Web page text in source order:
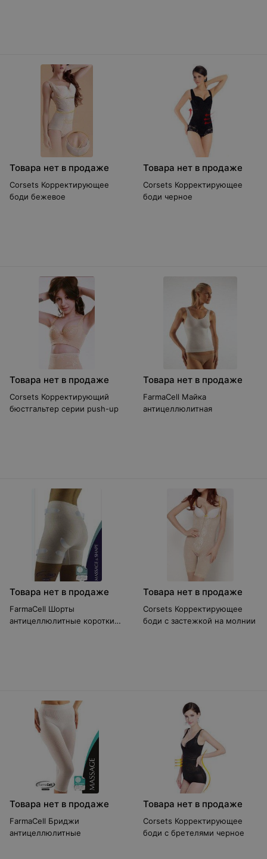
Товара нет в продаже
Corsets Корректирующее
боди бежевое
Товара нет в продаже
Corsets Корректирующее
боди черное
Товара нет в продаже
Corsets Корректирующий
бюстгальтер серии push-up
Товара нет в продаже
FarmaCell Майка
антицеллюлитная
Товара нет в продаже
FarmaCell Шорты
антицеллюлитные короткие
Товара нет в продаже
Corsets Корректирующее
боди с застежкой на молнии
Товара нет в продаже
FarmaCell Бриджи
антицеллюлитные
Товара нет в продаже
Corsets Корректирующее
боди с бретелями черное